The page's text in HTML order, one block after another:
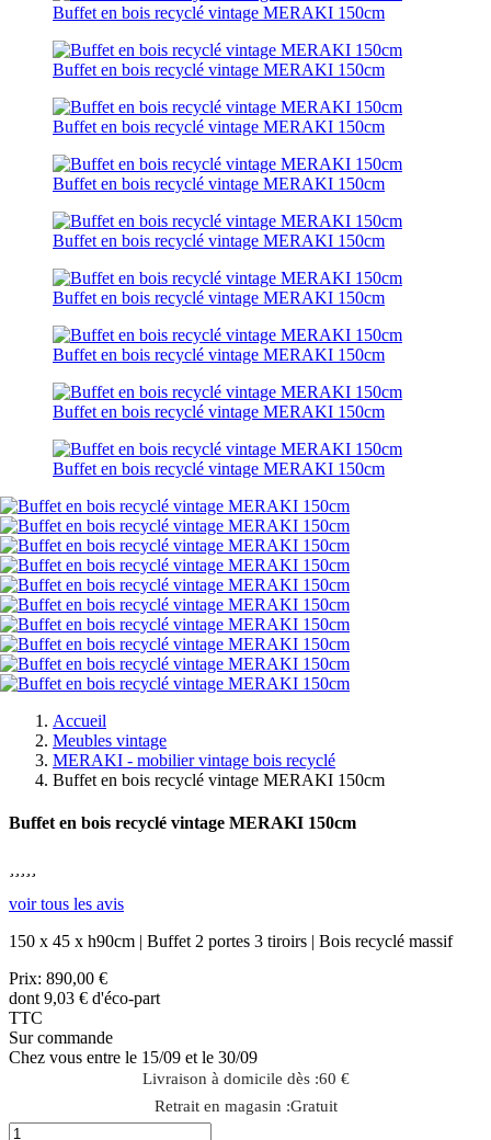
Buffet en bois recyclé vintage MERAKI 150cm
Buffet en bois recyclé vintage MERAKI 150cm
Buffet en bois recyclé vintage MERAKI 150cm
Buffet en bois recyclé vintage MERAKI 150cm
Buffet en bois recyclé vintage MERAKI 150cm
Buffet en bois recyclé vintage MERAKI 150cm
Buffet en bois recyclé vintage MERAKI 150cm
Buffet en bois recyclé vintage MERAKI 150cm
Buffet en bois recyclé vintage MERAKI 150cm
Accueil
Meubles vintage
MERAKI - mobilier vintage bois recyclé
Buffet en bois recyclé vintage MERAKI 150cm
Buffet en bois recyclé vintage MERAKI 150cm
voir tous les avis
150 x 45 x h90cm | Buffet 2 portes 3 tiroirs | Bois recyclé massif
Prix: 890,00 €
dont 9,03 € d'éco-part
TTC
Sur commande
Chez vous entre le 15/09 et le 30/09
Livraison à domicile dès :60 €
Retrait en magasin :Gratuit